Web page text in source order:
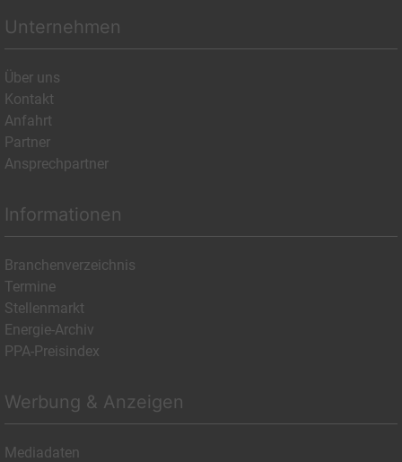
Unternehmen
Über uns
Kontakt
Anfahrt
Partner
Ansprechpartner
Informationen
Branchenverzeichnis
Termine
Stellenmarkt
Energie-Archiv
PPA-Preisindex
Werbung & Anzeigen
Mediadaten